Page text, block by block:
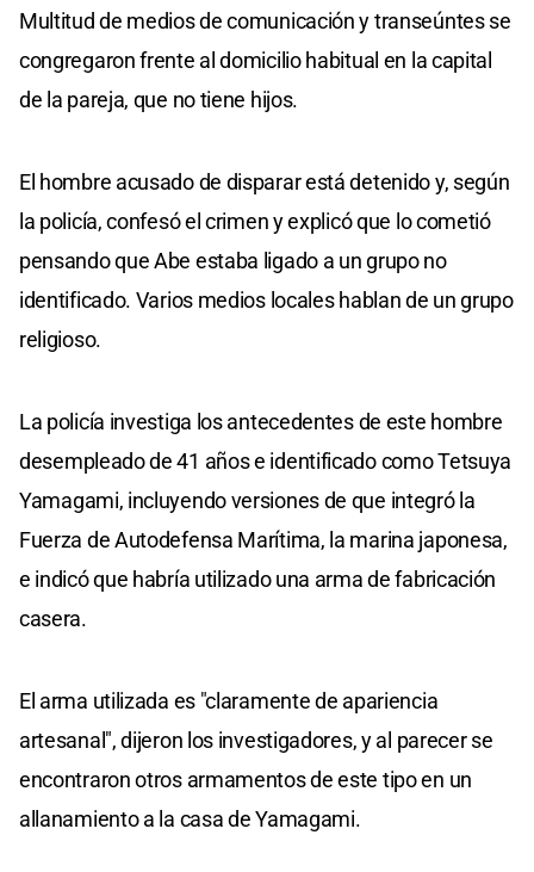
Multitud de medios de comunicación y transeúntes se
congregaron frente al domicilio habitual en la capital
de la pareja, que no tiene hijos.
El hombre acusado de disparar está detenido y, según
la policía, confesó el crimen y explicó que lo cometió
pensando que Abe estaba ligado a un grupo no
identificado. Varios medios locales hablan de un grupo
religioso.
La policía investiga los antecedentes de este hombre
desempleado de 41 años e identificado como Tetsuya
Yamagami, incluyendo versiones de que integró la
Fuerza de Autodefensa Marítima, la marina japonesa,
e indicó que habría utilizado una arma de fabricación
casera.
El arma utilizada es "claramente de apariencia
artesanal", dijeron los investigadores, y al parecer se
encontraron otros armamentos de este tipo en un
allanamiento a la casa de Yamagami.